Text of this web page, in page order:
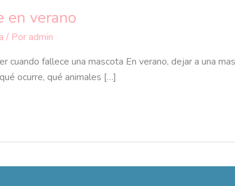
en verano
/ Por admin
fallece una mascota En verano, dejar a una
ocurre, qué animales […]